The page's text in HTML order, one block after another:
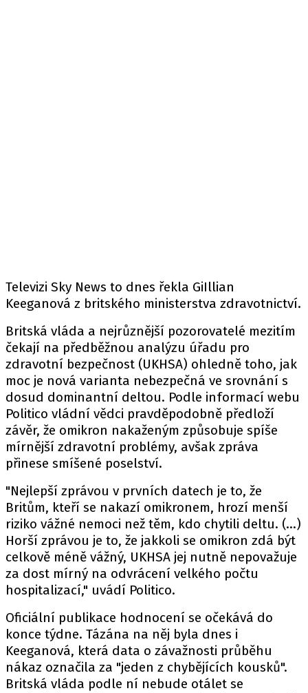
Televizi Sky News to dnes řekla GiIllian
Keeganová z britského ministerstva zdravotnictví.
Britská vláda a nejrůznější pozorovatelé mezitím
čekají na předběžnou analýzu úřadu pro
zdravotní bezpečnost (UKHSA) ohledně toho, jak
moc je nová varianta nebezpečná ve srovnání s
dosud dominantní deltou. Podle informací webu
Politico vládní vědci pravděpodobně předloží
závěr, že omikron nakaženým způsobuje spíše
mírnější zdravotní problémy, avšak zpráva
přinese smíšené poselství.
"Nejlepší zprávou v prvních datech je to, že
Britům, kteří se nakazí omikronem, hrozí menší
riziko vážné nemoci než těm, kdo chytili deltu. (...)
Horší zprávou je to, že jakkoli se omikron zdá být
celkově méně vážný, UKHSA jej nutně nepovažuje
za dost mírný na odvrácení velkého počtu
hospitalizací," uvádí Politico.
Oficiální publikace hodnocení se očekává do
konce týdne. Tázána na něj byla dnes i
Keeganová, která data o závažnosti průběhu
nákaz označila za "jeden z chybějících kousků".
Britská vláda podle ní nebude otálet se